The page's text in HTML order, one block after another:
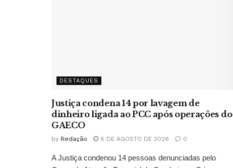
DESTAQUES
Justiça condena 14 por lavagem de
dinheiro ligada ao PCC após operações do
GAECO
by Redação 6 DE AGOSTO DE 2026 0
A Justiça condenou 14 pessoas denunciadas pelo